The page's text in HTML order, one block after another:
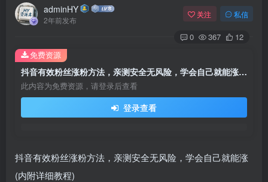
adminHY
2年前发布
关注 私信
0 367 12
抖音有效粉丝涨粉方法，亲测安全无风险，学会自己就能涨(内附详细教程)
此内容为免费资源，请登录后查看
登录查看
免费资源
抖音有效粉丝涨粉方法，亲测安全无风险，学会自己就能涨
(内附详细教程)